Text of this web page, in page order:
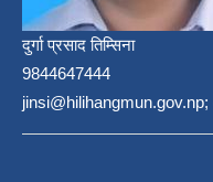
दुर्गा प्रसाद तिम्सिना
9844647444